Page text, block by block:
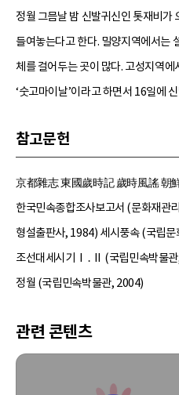
정월 그믐날 밤 신발귀신인 톳재비가
들여놓는다고 한다. 밀양지역에서는
체를 걸어두는 곳이 많다. 고성지역
‘숫고마이날’이라고 하면서 16일에
참고문헌
京都雜志 東國歲時記 歲時風謠 朝
한국민속종합조사보고서 (문화재관
형설출판사, 1984) 세시풍속 (국립
조선대세시기Ⅰ․Ⅱ (국립민속박물
정월 (국립민속박물관, 2004)
관련 콘텐츠